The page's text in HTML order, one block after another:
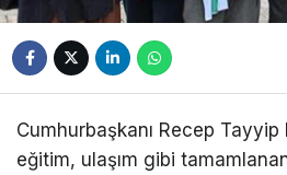
Cumhurbaşkanı Recep Tayyip
eğitim, ulaşım gibi